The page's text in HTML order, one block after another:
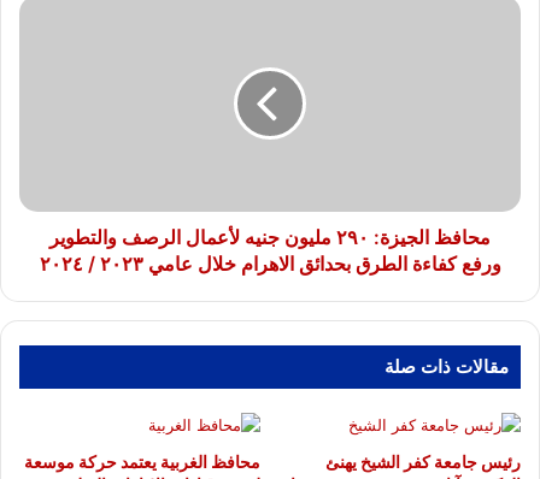
محافظ
ورفع
كفاءة
الطرق
عامي
٢٠٢٣
/
٢٠٢٤
محافظ الجيزة: ٢٩٠ مليون جنيه لأعمال الرصف والتطوير
ورفع كفاءة الطرق بحدائق الاهرام خلال عامي ٢٠٢٣ / ٢٠٢٤
مقالات ذات صلة
رئيس جامعة كفر الشيخ يهنئ
محافظ الغربية يعتمد حركة موسعة